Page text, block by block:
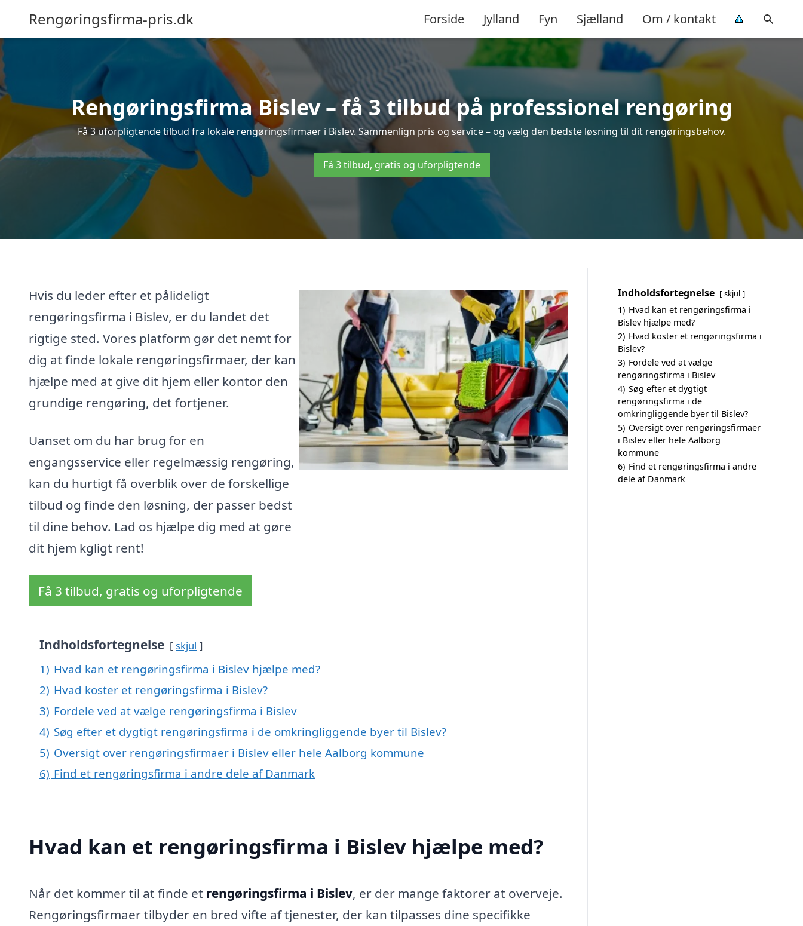
Rengøringsfirma-pris.dk Forside Jylland Fyn Sjælland Om / kontakt
Rengøringsfirma Bislev – få 3 tilbud på professionel rengøring
Få 3 uforpligtende tilbud fra lokale rengøringsfirmaer i Bislev. Sammenlign pris og service – og vælg den bedste løsning til dit rengøringsbehov.
Få 3 tilbud, gratis og uforpligtende
Hvis du leder efter et pålideligt
rengøringsfirma i Bislev, er du landet det
rigtige sted. Vores platform gør det nemt for
dig at finde lokale rengøringsfirmaer, der kan
hjælpe med at give dit hjem eller kontor den
grundige rengøring, det fortjener.
Uanset om du har brug for en
engangsservice eller regelmæssig rengøring,
kan du hurtigt få overblik over de forskellige
tilbud og finde den løsning, der passer bedst
til dine behov. Lad os hjælpe dig med at gøre
dit hjem kgligt rent!
Få 3 tilbud, gratis og uforpligtende
Indholdsfortegnelse skjul
1) Hvad kan et rengøringsfirma i Bislev hjælpe med?
2) Hvad koster et rengøringsfirma i Bislev?
3) Fordele ved at vælge rengøringsfirma i Bislev
4) Søg efter et dygtigt rengøringsfirma i de omkringliggende byer til Bislev?
5) Oversigt over rengøringsfirmaer i Bislev eller hele Aalborg kommune
6) Find et rengøringsfirma i andre dele af Danmark
Hvad kan et rengøringsfirma i Bislev hjælpe med?
Når det kommer til at finde et rengøringsfirma i Bislev, er der mange faktorer at overveje.
Rengøringsfirmaer tilbyder en bred vifte af tjenester, der kan tilpasses dine specifikke
Indholdsfortegnelse skjul
1) Hvad kan et rengøringsfirma i
Bislev hjælpe med?
2) Hvad koster et rengøringsfirma i
Bislev?
3) Fordele ved at vælge
rengøringsfirma i Bislev
4) Søg efter et dygtigt
rengøringsfirma i de
omkringliggende byer til Bislev?
5) Oversigt over rengøringsfirmaer
i Bislev eller hele Aalborg
kommune
6) Find et rengøringsfirma i andre
dele af Danmark